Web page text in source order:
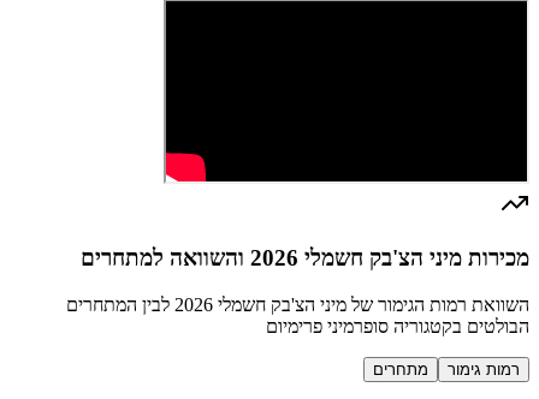
מכירות מיני הצ'בק חשמלי 2026 והשוואה למתחרים
השוואת רמות הגימור של מיני הצ'בק חשמלי 2026 לבין המתחרים
הבולטים בקטגוריה סופרמיני פרימיום
רמות גימור מתחרים